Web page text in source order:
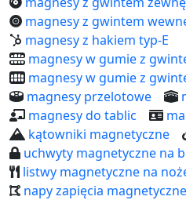
magnesy z gwintem
magnesy z hakiem typ-E
magnesy w gumie z
magnesy w gumie z
magnesy przelotowe
magnesy do tablic
kątowniki magnetyczne
uchwyty magnetyczne na
listwy magnetyczne na
napy zapięcia magnetyczne